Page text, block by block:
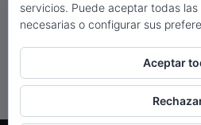
Plaza del Ayuntamiento, 11 44760-
+34 978 758 222
servicios. Puede aceptar todas
necesarias o configurar sus
Aceptar